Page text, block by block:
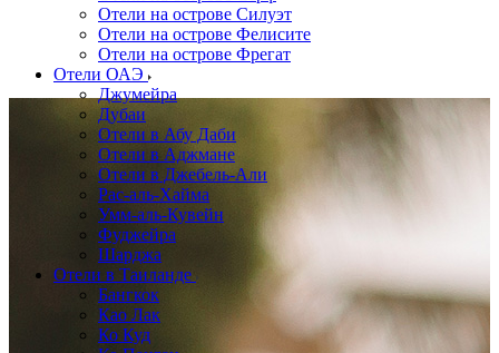
Отели на острове Силуэт
Отели на острове Фелисите
Отели на острове Фрегат
Отели ОАЭ
Джумейра
Дубаи
Отели в Абу Даби
Отели в Аджмане
Отели в Джебель-Али
Рас-аль-Хайма
Умм-аль-Кувейн
Фуджейра
Шарджа
Отели в Таиланде
Бангкок
Као Лак
Ко Куд